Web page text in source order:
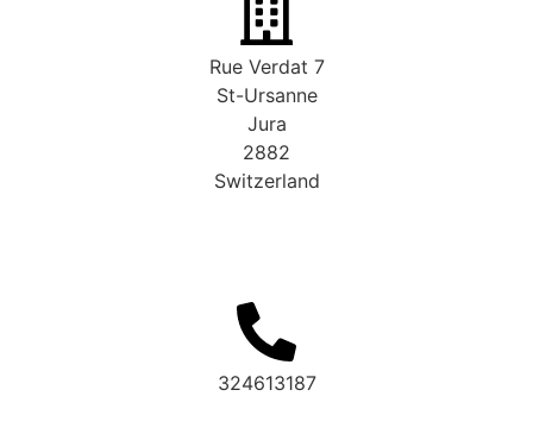
Rue Verdat 7
St-Ursanne
Jura
2882
Switzerland
324613187